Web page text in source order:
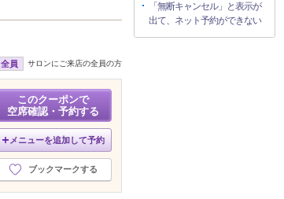
全員 サロンにご来店の全員の方
このクーポンで
空席確認・予約する
メニューを追加して予約
ブックマークする
「無断キャンセル」と表示が
出て、ネット予約ができない